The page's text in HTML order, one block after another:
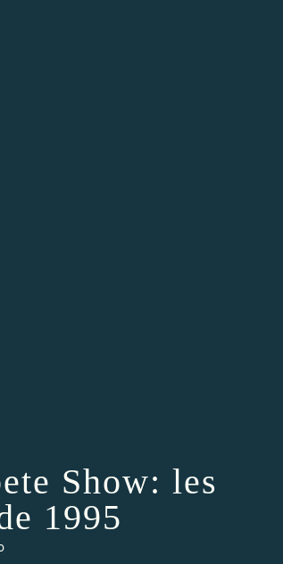
Show: les
1995